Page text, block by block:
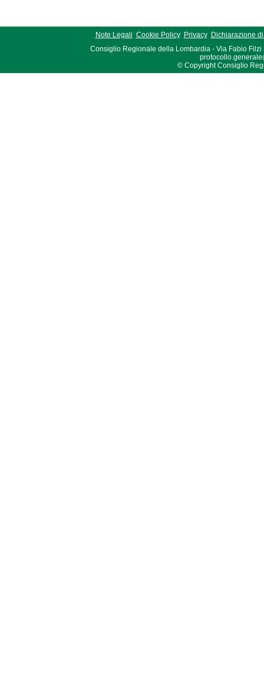
Note Legali Cookie Policy Privacy
Dichiarazione
Consiglio Regionale della Lombardia - Via Fabio Filzi
© Copyright Consiglio